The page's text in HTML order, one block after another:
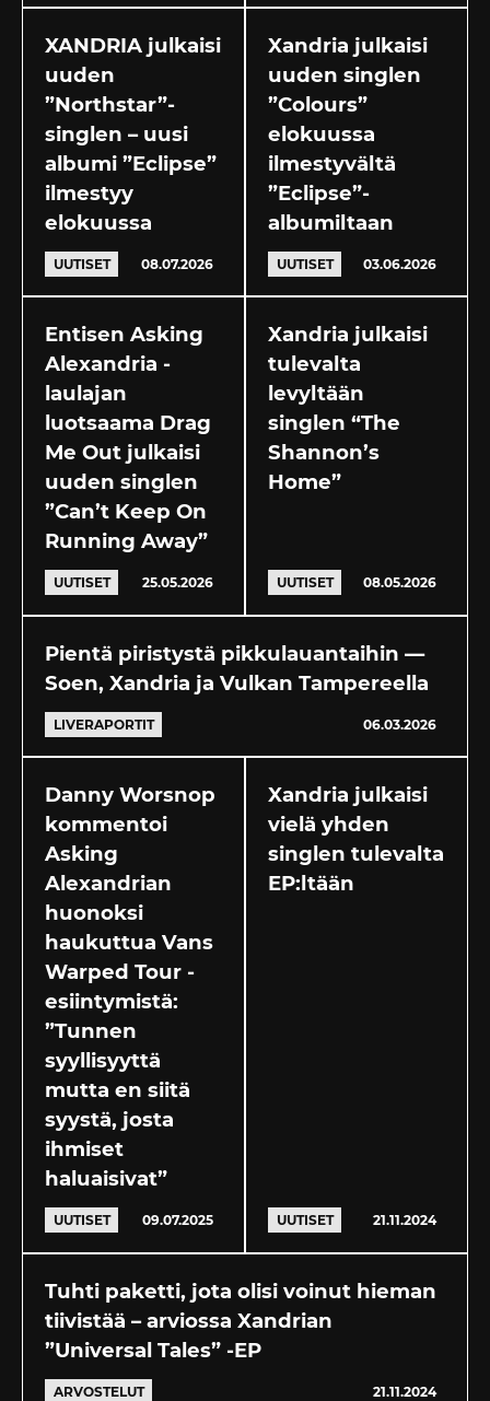
XANDRIA julkaisi
uuden
”Northstar”-
singlen – uusi
albumi ”Eclipse”
ilmestyy
elokuussa
UUTISET 08.07.2026
Xandria julkaisi
uuden singlen
”Colours”
elokuussa
ilmestyvältä
”Eclipse”-
albumiltaan
UUTISET 03.06.2026
Entisen Asking
Alexandria -
laulajan
luotsaama Drag
Me Out julkaisi
uuden singlen
”Can’t Keep On
Running Away”
UUTISET 25.05.2026
Xandria julkaisi
tulevalta
levyltään
singlen “The
Shannon’s
Home”
UUTISET 08.05.2026
Pientä piristystä pikkulauantaihin —
Soen, Xandria ja Vulkan Tampereella
LIVERAPORTIT 06.03.2026
Danny Worsnop
kommentoi
Asking
Alexandrian
huonoksi
haukuttua Vans
Warped Tour -
esiintymistä:
”Tunnen
syyllisyyttä
mutta en siitä
syystä, josta
ihmiset
haluaisivat”
UUTISET 09.07.2025
Xandria julkaisi
vielä yhden
singlen tulevalta
EP:ltään
UUTISET 21.11.2024
Tuhti paketti, jota olisi voinut hieman
tiivistää – arviossa Xandrian
”Universal Tales” -EP
ARVOSTELUT 21.11.2024